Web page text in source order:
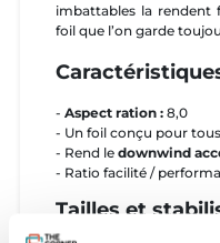
imbattables la rendent
foil que l’on garde
- Aspect ration : 8,0
- Un foil conçu pour
- Rend le downwind
- Ratio facilité /
Tailles et